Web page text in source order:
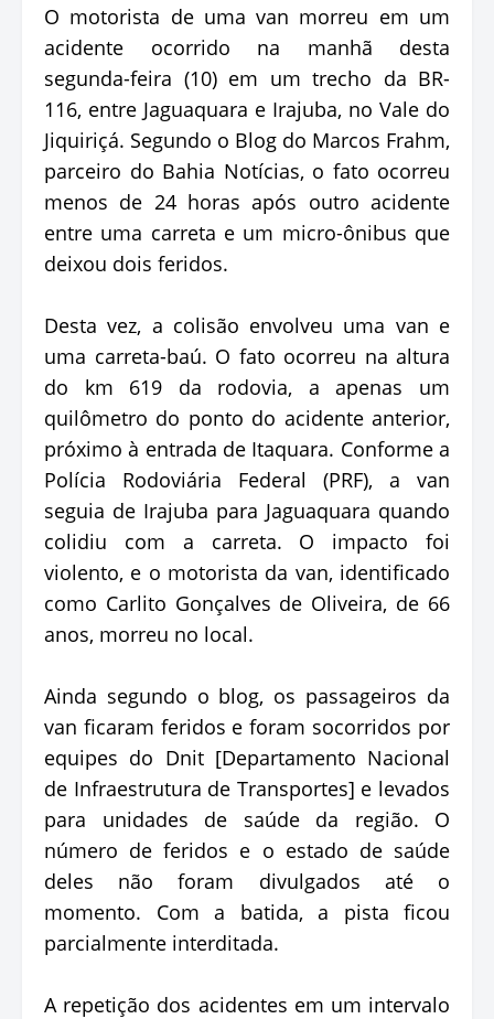
O motorista de uma van morreu em um
acidente ocorrido na manhã desta
segunda-feira (10) em um trecho da BR-
116, entre Jaguaquara e Irajuba, no Vale do
Jiquiriçá. Segundo o Blog do Marcos Frahm,
parceiro do Bahia Notícias, o fato ocorreu
menos de 24 horas após outro acidente
entre uma carreta e um micro-ônibus que
deixou dois feridos.
Desta vez, a colisão envolveu uma van e
uma carreta-baú. O fato ocorreu na altura
do km 619 da rodovia, a apenas um
quilômetro do ponto do acidente anterior,
próximo à entrada de Itaquara. Conforme a
Polícia Rodoviária Federal (PRF), a van
seguia de Irajuba para Jaguaquara quando
colidiu com a carreta. O impacto foi
violento, e o motorista da van, identificado
como Carlito Gonçalves de Oliveira, de 66
anos, morreu no local.
Ainda segundo o blog, os passageiros da
van ficaram feridos e foram socorridos por
equipes do Dnit [Departamento Nacional
de Infraestrutura de Transportes] e levados
para unidades de saúde da região. O
número de feridos e o estado de saúde
deles não foram divulgados até o
momento. Com a batida, a pista ficou
parcialmente interditada.
A repetição dos acidentes em um intervalo